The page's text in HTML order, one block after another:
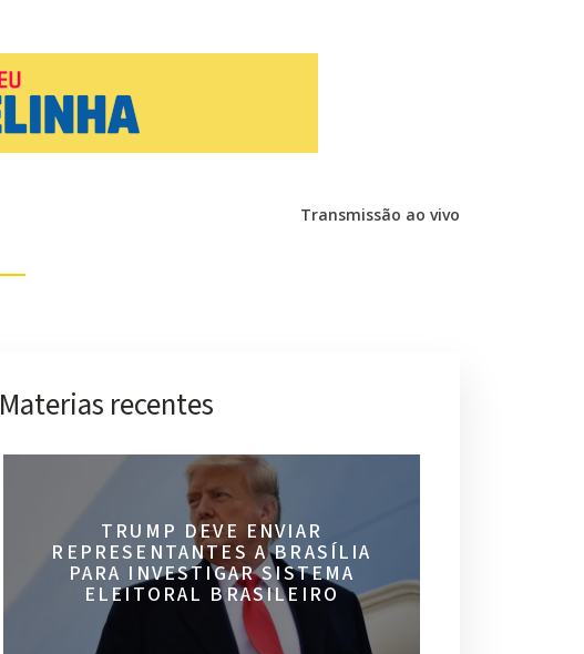
Transmissão ao vivo
Materias recentes
TRUMP DEVE ENVIAR
REPRESENTANTES A BRASÍLIA
PARA INVESTIGAR SISTEMA
ELEITORAL BRASILEIRO